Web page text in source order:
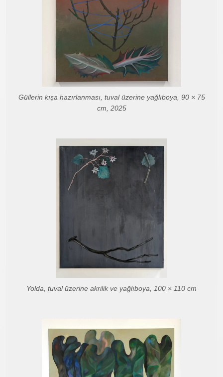
Güllerin kışa hazırlanması, tuval üzerine yağlıboya, 90 × 75
cm, 2025
Yolda, tuval üzerine akrilik ve yağlıboya, 100 × 110 cm